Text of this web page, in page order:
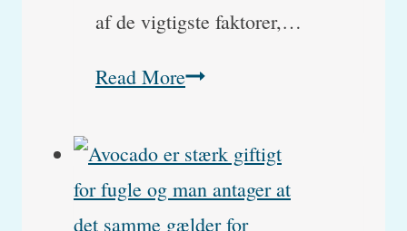
af ​​de vigtigste faktorer,…
Read MoreSkæl
tør
hud
hos